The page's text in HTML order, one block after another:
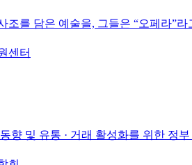
조를 담은 예술을, 그들은 “오페라”라
센터
향 및 유통 · 거래 활성화를 위한 정